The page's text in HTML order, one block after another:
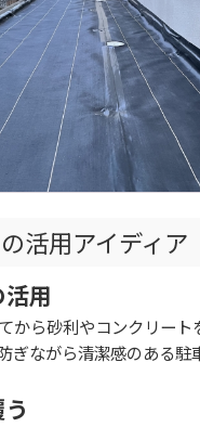
活用アイディア
用
から砂利やコンクリート
ぎながら清潔感のある駐